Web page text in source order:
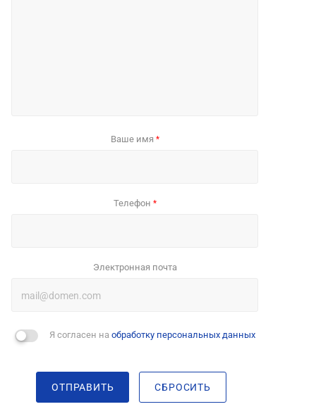
Ваше имя *
Телефон *
Электронная почта
Я согласен на обработку персональных данных
ОТПРАВИТЬ СБРОСИТЬ